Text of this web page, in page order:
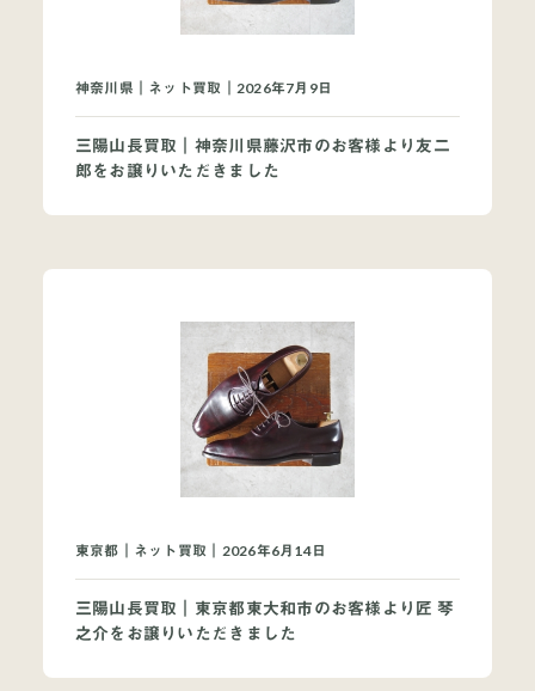
神奈川県｜ネット買取｜2026年7月9日
三陽山長買取｜神奈川県藤沢市のお客様より友二
郎をお譲りいただきました
東京都｜ネット買取｜2026年6月14日
三陽山長買取｜東京都東大和市のお客様より匠 琴
之介をお譲りいただきました